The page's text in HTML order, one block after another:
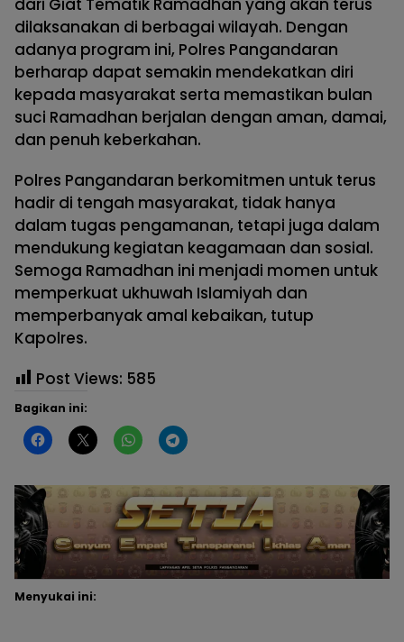
dari Giat Tematik Ramadhan yang akan terus
dilaksanakan di berbagai wilayah. Dengan
adanya program ini, Polres Pangandaran
berharap dapat semakin mendekatkan diri
kepada masyarakat serta memastikan bulan
suci Ramadhan berjalan dengan aman, damai,
dan penuh keberkahan.
Polres Pangandaran berkomitmen untuk terus
hadir di tengah masyarakat, tidak hanya
dalam tugas pengamanan, tetapi juga dalam
mendukung kegiatan keagamaan dan sosial.
Semoga Ramadhan ini menjadi momen untuk
memperkuat ukhuwah Islamiyah dan
memperbanyak amal kebaikan, tutup
Kapolres.
Post Views: 585
Bagikan ini:
Menyukai ini: